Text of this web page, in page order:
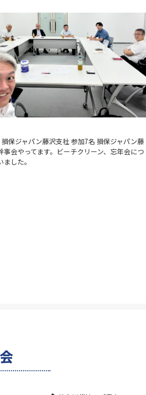
保ジャパン藤沢支社 参加7名 損保ジャパン藤
事会やってます。ビーチクリーン、忘年会につ
した。